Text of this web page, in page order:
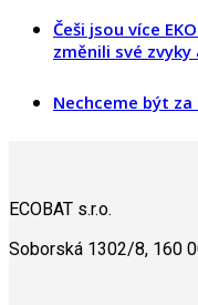
Češi jsou více
změnili své zvyky
Nechceme být za
ECOBAT s.r.o.
Soborská 1302/8, 160